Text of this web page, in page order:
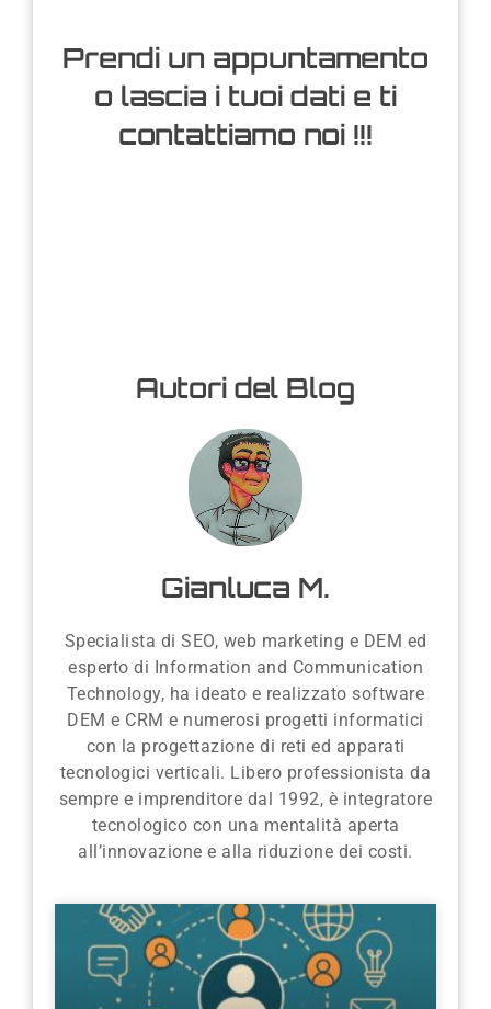
Prendi un appuntamento
o lascia i tuoi dati e ti
contattiamo noi !!!
Autori del Blog
Gianluca M.
Specialista di SEO, web marketing e DEM ed
esperto di Information and Communication
Technology, ha ideato e realizzato software
DEM e CRM e numerosi progetti informatici
con la progettazione di reti ed apparati
tecnologici verticali. Libero professionista da
sempre e imprenditore dal 1992, è integratore
tecnologico con una mentalità aperta
all’innovazione e alla riduzione dei costi.